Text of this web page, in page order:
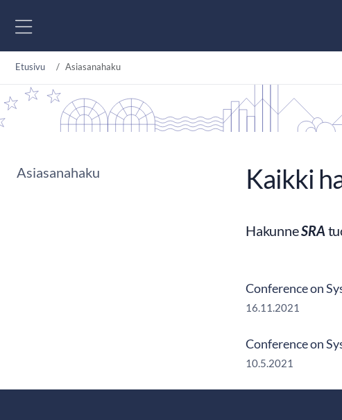
Etusivu Asiasanahaku
Asiasanahaku Kaikki
HakunneSRA
Conference on
16.11.2021
Conference on
10.5.2021